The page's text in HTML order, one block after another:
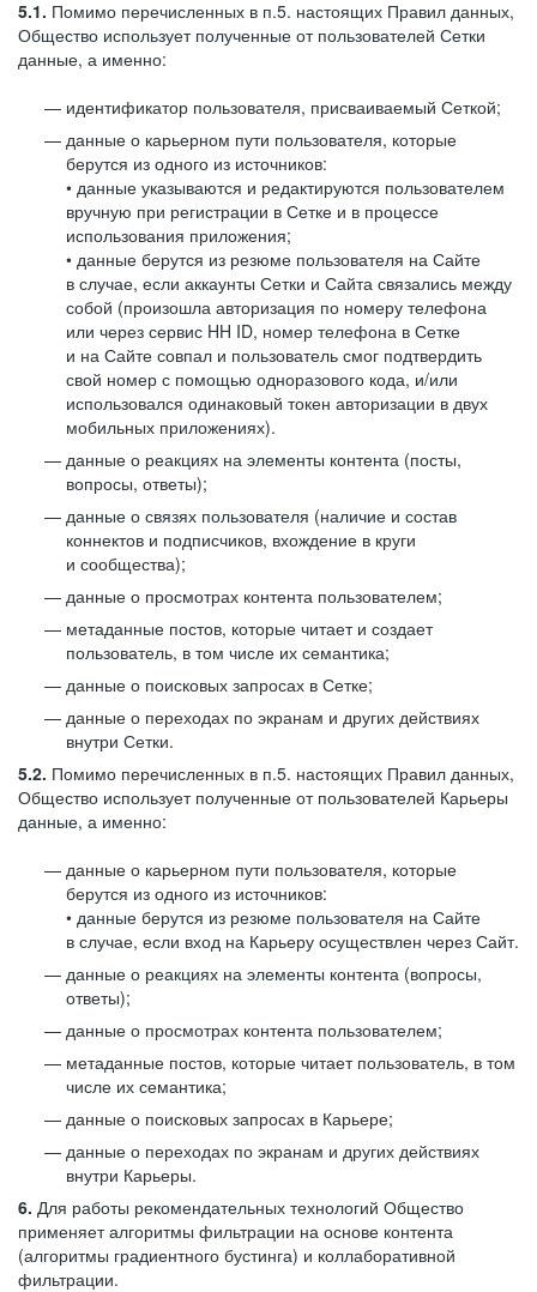
5.1. Помимо перечисленных в п.5. настоящих Правил данных,
Общество использует полученные от пользователей Сетки
данные, а именно:
идентификатор пользователя, присваиваемый Сеткой;
данные о карьерном пути пользователя, которые
берутся из одного из источников:
• данные указываются и редактируются пользователем
вручную при регистрации в Сетке и в процессе
использования приложения;
• данные берутся из резюме пользователя на Сайте
в случае, если аккаунты Сетки и Сайта связались между
собой (произошла авторизация по номеру телефона
или через сервис HH ID, номер телефона в Сетке
и на Сайте совпал и пользователь смог подтвердить
свой номер с помощью одноразового кода, и/или
использовался одинаковый токен авторизации в двух
мобильных приложениях).
данные о реакциях на элементы контента (посты,
вопросы, ответы);
данные о связях пользователя (наличие и состав
коннектов и подписчиков, вхождение в круги
и сообщества);
данные о просмотрах контента пользователем;
метаданные постов, которые читает и создает
пользователь, в том числе их семантика;
данные о поисковых запросах в Сетке;
данные о переходах по экранам и других действиях
внутри Сетки.
5.2. Помимо перечисленных в п.5. настоящих Правил данных,
Общество использует полученные от пользователей Карьеры
данные, а именно:
данные о карьерном пути пользователя, которые
берутся из одного из источников:
• данные берутся из резюме пользователя на Сайте
в случае, если вход на Карьеру осуществлен через Сайт.
данные о реакциях на элементы контента (вопросы,
ответы);
данные о просмотрах контента пользователем;
метаданные постов, которые читает пользователь, в том
числе их семантика;
данные о поисковых запросах в Карьере;
данные о переходах по экранам и других действиях
внутри Карьеры.
6. Для работы рекомендательных технологий Общество
применяет алгоритмы фильтрации на основе контента
(алгоритмы градиентного бустинга) и коллаборативной
фильтрации.